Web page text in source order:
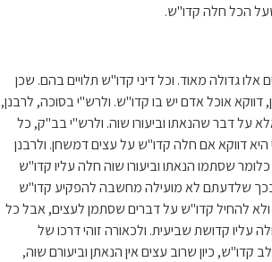
הכל חלה קדו"ש.
אלו גדולה מאוד. וכל דיני קדו"ש תלויים בהם. שכן
אוכל אדם יש בו קדו"ש. ולרש"י בסוכה, לרבנן,
על דבר שהנאתו וביעורו שוה. ולרש"י בב"ק, כל
היא דווקא אם חלה קדו"ש על עצים דמשחן. ולרבנן
שסתמו הנאתו וביעורו שוה חלה עליו קדו"ש
בכך שלדעתם לא מועילה מחשבה להפקיע קדו"ש
להחיל קדו"ש על דברים שסתמן לעצים, אבל כל
עליו קדושת שביעית. ולכאורה זוהי דרכו של
כיון שרוב עצים אין הנאתן וביעורם שוה,